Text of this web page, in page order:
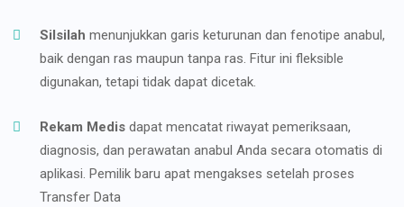
Silsilah menunjukkan garis keturunan dan fenotipe anabul,
baik dengan ras maupun tanpa ras. Fitur ini fleksible
digunakan, tetapi tidak dapat dicetak.
Rekam Medis dapat mencatat riwayat pemeriksaan,
diagnosis, dan perawatan anabul Anda secara otomatis di
aplikasi. Pemilik baru apat mengakses setelah proses
Transfer Data